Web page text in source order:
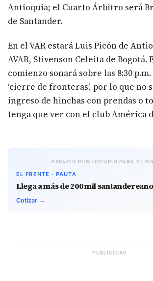
Antioquia; el Cuarto Árbitro será
de Santander.
En el VAR estará Luis Picón de
AVAR, Stivenson Celeita de Bogotá.
comienzo sonará sobre las 8:30
‘cierre de fronteras’, por lo que no
ingreso de hinchas con prendas o
tenga que ver con el club América
ESPACIO PUBLICITARIO PARA TU
EL FRENTE · PAUTA
Llega a más de 200 mil
Cotizar →
PUBLICIDAD